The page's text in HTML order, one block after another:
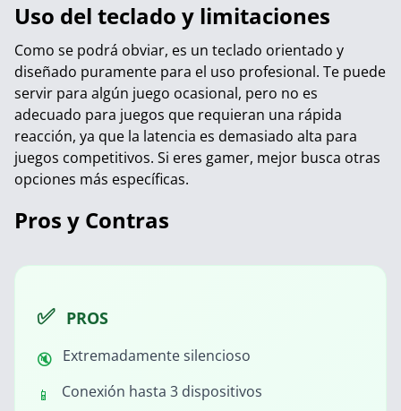
Uso del teclado y limitaciones
Como se podrá obviar, es un teclado orientado y
diseñado puramente para el uso profesional. Te puede
servir para algún juego ocasional, pero no es
adecuado para juegos que requieran una rápida
reacción, ya que la latencia es demasiado alta para
juegos competitivos. Si eres gamer, mejor busca otras
opciones más específicas.
Pros y Contras
✅ PROS
🔇 Extremadamente silencioso
📱
Conexión hasta 3 dispositivos